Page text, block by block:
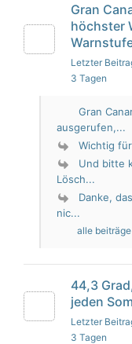
Gran
höchster
Letzter
3 Tagen
Gran
ausgerufen,...
Wichtig
Und bitte
Lösch...
Danke,
nic...
alle
44,3
jeden
Letzter
3 Tagen